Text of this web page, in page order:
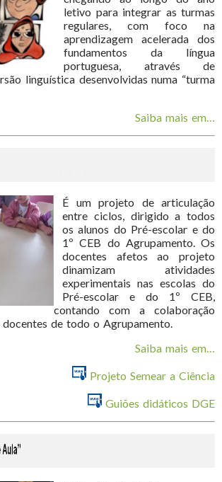
letivo para integrar as turmas
regulares, com foco na
aprendizagem acelerada dos
fundamentos da língua
portuguesa, através de
linguística desenvolvidas numa “turma
Saiba mais em…
É um projeto de articulação
entre ciclos, dirigido a todos
os alunos do Pré-escolar e do
1º CEB do Agrupamento. Os
docentes afetos ao projeto
dinamizam atividades
experimentais nas escolas do
Pré-escolar e do 1º CEB,
contando com a colaboração
de todo o Agrupamento.
Saiba mais em…
Projeto Semear a Ciência
Guiões didáticos DGE